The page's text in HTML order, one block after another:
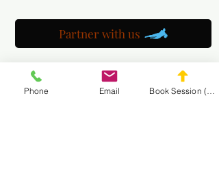
Partner with us
Maryland Goalie Training
Phone Email